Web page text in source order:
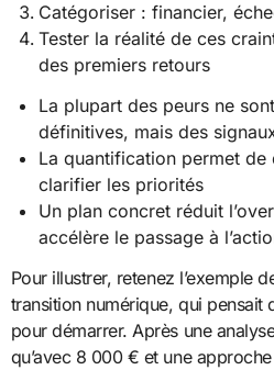
Catégoriser : financier,
Tester la réalité de ces
des premiers retours
La plupart des peurs ne
définitives, mais des
La quantification permet de
clarifier les priorités
Un plan concret réduit
accélère le passage à
Pour illustrer, retenez l’exemple
transition numérique, qui pensait
pour démarrer. Après une
qu’avec 8 000 € et une